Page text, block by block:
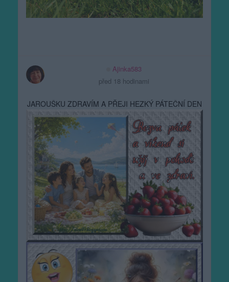
Ajinka583
před 18 hodinami
JAROUŠKU ZDRAVÍM A PŘEJI HEZKÝ PÁTEČNÍ DEN